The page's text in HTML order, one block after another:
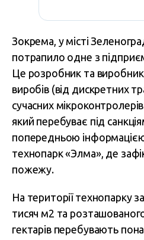
Зокрема, у місті
потрапило одне з
Це розробник та виробник
виробів (від дискретних
сучасних
який перебуває під
попередньою
технопарк «Элма», де
пожежу.
На території технопарку
тисяч м2 та
гектарів перебувають